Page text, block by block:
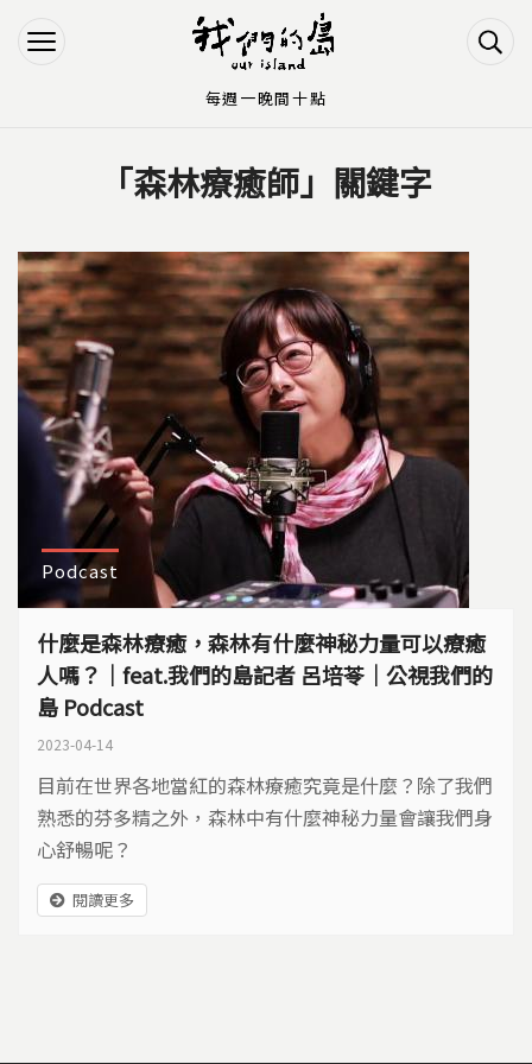
Jump to Navigation
Jump to Main content
「森林療癒師」關鍵字
Podcast
什麼是森林療癒，森林有什麼神秘力量可以療癒
人嗎？｜feat.我們的島記者 呂培苓｜公視我們的
島 Podcast
2023-04-14
目前在世界各地當紅的森林療癒究竟是什麼？除了我們
熟悉的芬多精之外，森林中有什麼神秘力量會讓我們身
心舒暢呢？
閱讀更多
每週一晚間十點